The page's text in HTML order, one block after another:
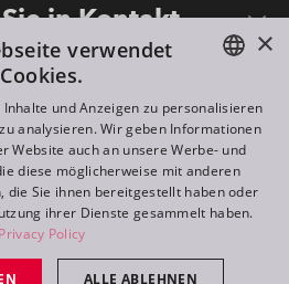
in Kontakt
ROBE lighting s.r.o.
Created by
ENGLISH
FR
RU
×
verwendet
Cookies.
und Anzeigen zu personalisieren
analysieren. Wir geben Informationen
Website auch an unsere Werbe- und
diese möglicherweise mit anderen
die Sie ihnen bereitgestellt haben oder
ihrer Dienste gesammelt haben.
Privacy Policy
ALLE ABLEHNEN